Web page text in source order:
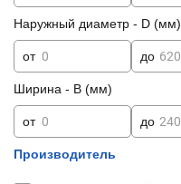
Наружный диаметр - D (мм)
от до
Ширина - B (мм)
от до
Производитель